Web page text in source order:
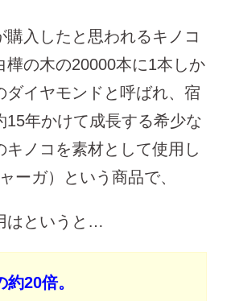
購入したと思われるキノコ
樺の木の20000本に1本しか
ダイヤモンドと呼ばれ、宿
15年かけて成長する希少な
キノコを素材として使用し
ーガ）という商品で、
はというと…
20倍。